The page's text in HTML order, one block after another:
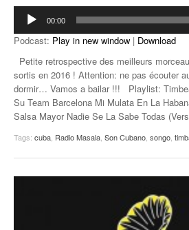
Lecteur
audio
00:00
Podcast: Play in new window | Download
Petite retrospective des meilleurs
sortis en 2016 ! Attention: ne pas écouter
dormir… Vamos a bailar !!! Playlist:
Su Team Barcelona Mi Mulata En La
Salsa Mayor Nadie Se La Sabe Todas
Tags: cuba Radio Masala Son Cubano songo